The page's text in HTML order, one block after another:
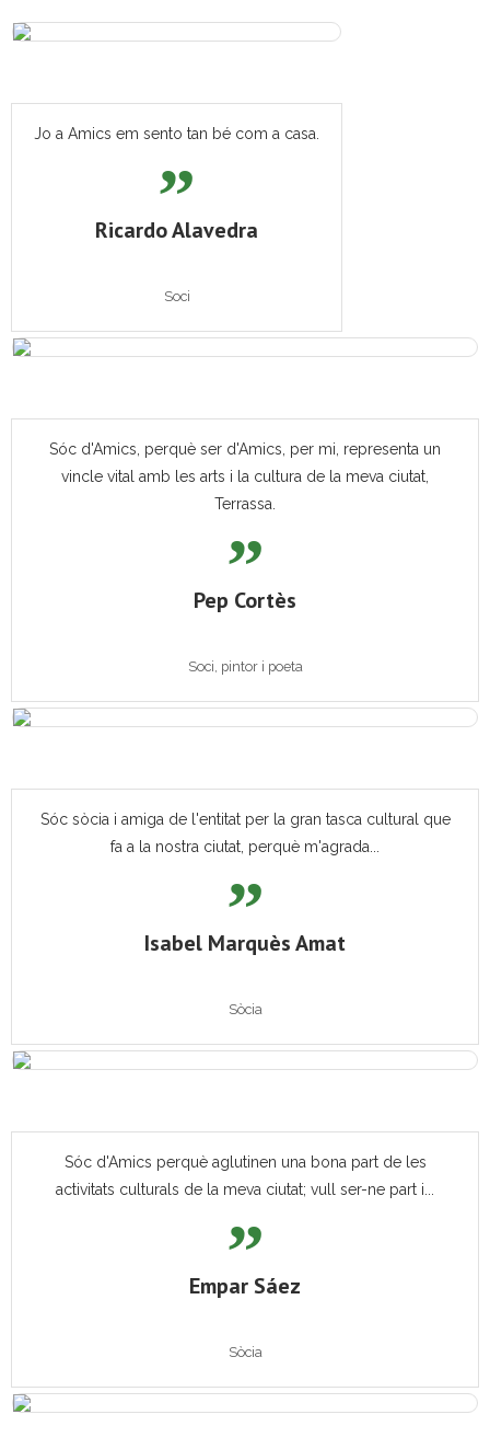
Jo a Amics em sento tan bé com a casa.
Ricardo Alavedra
Soci
Sóc d'Amics, perquè ser d'Amics, per mi, representa un
vincle vital amb les arts i la cultura de la meva ciutat,
Terrassa.
Pep Cortès
Soci, pintor i poeta
Sóc sòcia i amiga de l'entitat per la gran tasca cultural que
fa a la nostra ciutat, perquè m'agrada...
Isabel Marquès Amat
Sòcia
Sóc d'Amics perquè aglutinen una bona part de les
activitats culturals de la meva ciutat; vull ser-ne part i...
Empar Sáez
Sòcia